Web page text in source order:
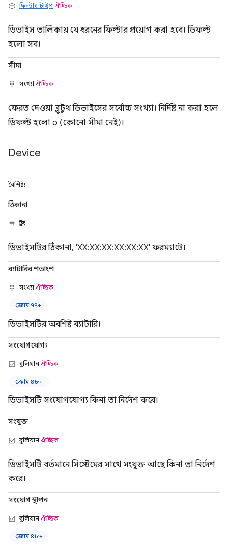
ফিল্টার টাইপ ঐচ্ছিক
ডিভাইস তালিকায় যে ধরনের ফিল্টার প্রয়োগ করা হবে। ডিফল্ট
হলো সব।
সীমা
সংখ্যাঐচ্ছিক
ফেরত দেওয়া ব্লুটুথ ডিভাইসের সর্বোচ্চ সংখ্যা। নির্দিষ্ট না করা হলে
ডিফল্ট হলো ০ (কোনো সীমা নেই)।
Device
বৈশিষ্ট্য
ঠিকানা
স্ট্রিং
ডিভাইসটির ঠিকানা, 'XX:XX:XX:XX:XX:XX' ফরম্যাটে।
ব্যাটারির শতাংশ
সংখ্যাঐচ্ছিক
ক্রোম ৭৭+
ডিভাইসটির অবশিষ্ট ব্যাটারি।
সংযোগযোগ্য
বুলিয়ানঐচ্ছিক
ক্রোম ৪৮+
ডিভাইসটি সংযোগযোগ্য কিনা তা নির্দেশ করে।
সংযুক্ত
বুলিয়ানঐচ্ছিক
ডিভাইসটি বর্তমানে সিস্টেমের সাথে সংযুক্ত আছে কিনা তা নির্দেশ
করে।
সংযোগ স্থাপন
বুলিয়ানঐচ্ছিক
ক্রোম ৪৮+